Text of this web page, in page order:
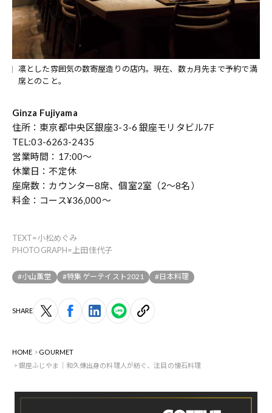
凛とした雰囲気の数寄屋造りの店内。現在、数ヵ月先まで予約で満
席とのこと。
Ginza Fujiyama
住所：東京都中央区銀座3-3-6 銀座モリタビル7F
TEL:03-6263-2435
営業時間：17:00～
休業日：不定休
座席数：カウンター8席、個室2室（2～8名）
料金：コース¥36,000～
TEXT=小松めぐみ
PHOTOGRAPH=上田佳代子
#小山薫堂 #特集 ゲーテイスト2021 #日本料理
SHARE
HOME
GOURMET
銀座ふじやま｜和久傳出身の料理人が紡ぐ、注目の懐石料理